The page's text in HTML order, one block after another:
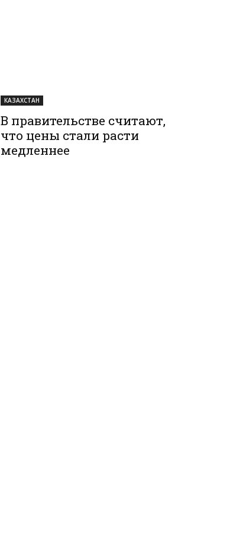
КАЗАХСТАН
В правительстве считают,
что цены стали расти
медленнее